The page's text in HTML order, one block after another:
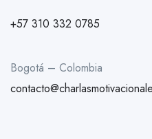
+57 310 332 0785
Bogotá – Colombia